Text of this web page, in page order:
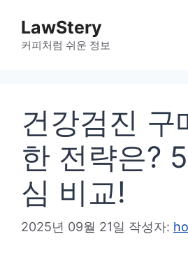
LawStery
커피처럼 쉬운 정보
건강검진 구
한 전략은?
심 비교!
2025년 09월 21일 작성자: